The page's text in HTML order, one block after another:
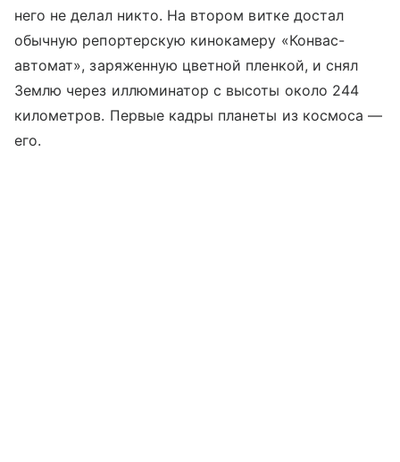
него не делал никто. На втором витке достал
обычную репортерскую кинокамеру «Конвас-
автомат», заряженную цветной пленкой, и снял
Землю через иллюминатор с высоты около 244
километров. Первые кадры планеты из космоса —
его.